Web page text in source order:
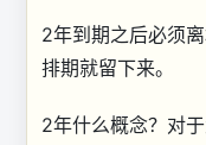
2年到期之后必须
排期就留下来。
2年什么概念？对